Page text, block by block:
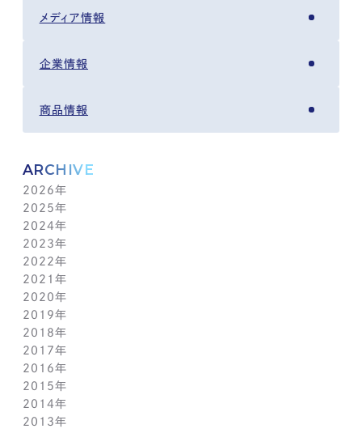
メディア情報
企業情報
商品情報
ARCHIVE
2026年
8月(4)
7月(14)
6月(5)
5月(6)
4月(12)
3月(13)
2月(9)
1月(4)
2025年
12月(6)
11月(5)
10月(8)
9月(12)
8月(8)
7月(10)
6月(6)
5月(7)
4月(11)
3月(9)
2月(10)
1月(5)
2024年
12月(7)
11月(5)
10月(12)
9月(4)
8月(5)
7月(11)
6月(7)
5月(5)
4月(11)
3月(6)
2月(13)
2023年
12月(3)
11月(13)
10月(11)
9月(3)
8月(5)
7月(8)
6月(2)
5月(12)
4月(5)
3月(8)
2022年
12月(2)
11月(4)
10月(4)
9月(1)
8月(3)
7月(6)
6月(2)
5月(4)
4月(6)
2021年
12月(4)
11月(2)
10月(6)
9月(3)
8月(2)
7月(7)
6月(1)
5月(5)
2020年
12月(2)
11月(3)
10月(5)
9月(3)
8月(3)
7月(5)
6月(1)
2019年
12月(2)
11月(3)
10月(4)
9月(1)
8月(4)
7月(5)
2018年
12月(2)
11月(7)
10月(8)
9月(7)
8月(8)
2017年
12月(2)
11月(5)
10月(5)
9月(5)
2016年
12月(2)
11月(3)
10月(7)
2015年
12月(3)
11月(6)
2014年
12月(2)
2013年